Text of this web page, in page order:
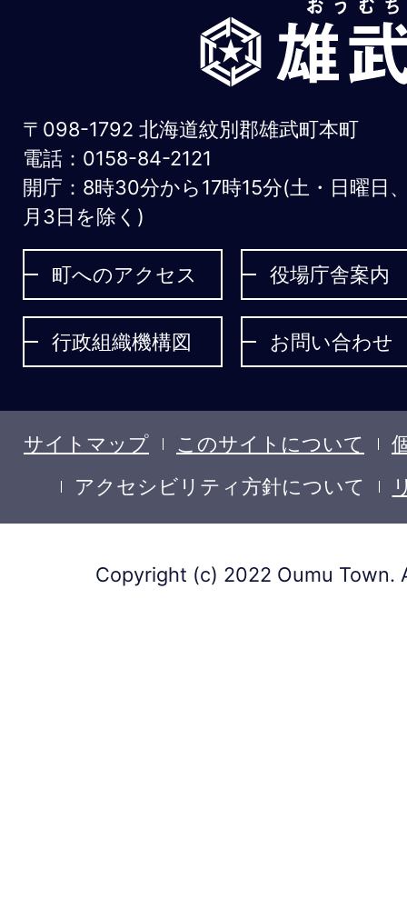
お
う
む
ち
ょ
う
〒098-1792 北海道紋別郡雄武町本町
電話：0158-84-2121
開庁：8時30分から17時15分(土・日曜日
月3日を除く)
町へのアクセス 役場庁舎案内
行政組織機構図 お問い合わせ
サイトマップ このサイトについて
アクセシビリティ方針について
Copyright (c) 2022 Oumu Town.